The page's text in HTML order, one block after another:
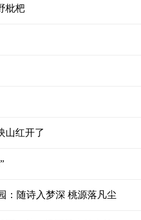
枇杷
山红开了
：随诗入梦深 桃源落凡尘